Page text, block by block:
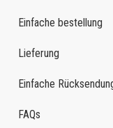
Einfache bestellung
Lieferung
Einfache
FAQs